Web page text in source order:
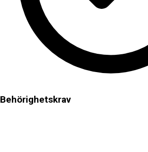
Behörighetskrav